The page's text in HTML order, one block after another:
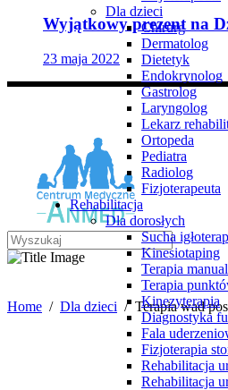
Wyjątkowy prezent na
23 maja 2022
Dla dzieci
Chirurg
Dermatolog
Dietetyk
Endokrynolog
Gastrolog
Laryngolog
Lekarz
Ortopeda
Pediatra
Radiolog
Fizjoterapeuta
Rehabilitacja
Dla dorosłych
Sucha
Kinesiotaping
Terapia
Terapia
Kinezyterapia
Diagnostyka
Fala
Fizjoterapia
Rehabilitacja
Rehabilitacja
Terapia wad
Home / Dla dzieci / Terapia wad